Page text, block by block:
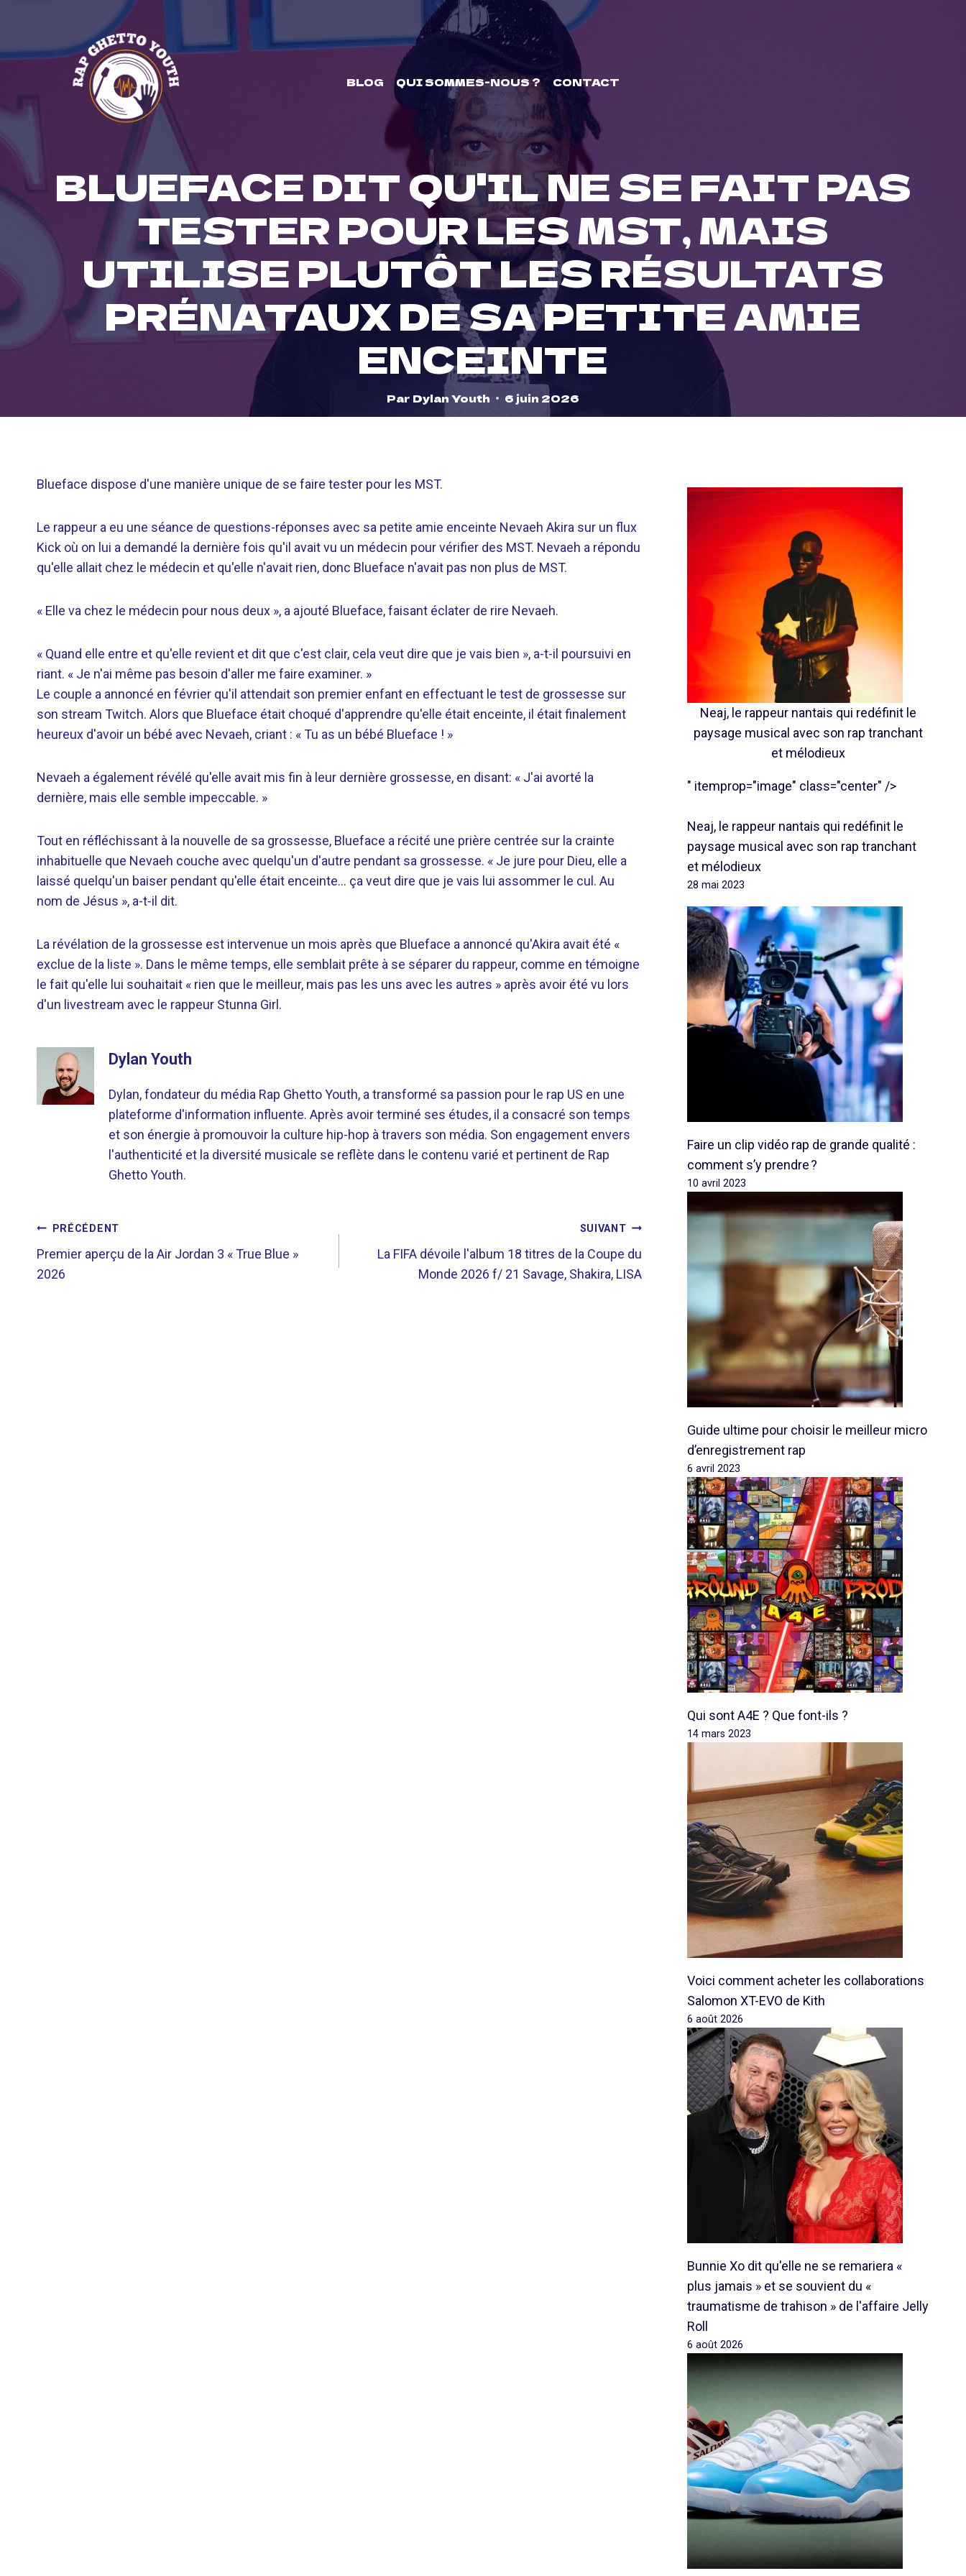
content
BLOG QUI SOMMES-NOUS ? CONTACT
BLUEFACE DIT QU'IL NE SE FAIT PAS
TESTER POUR LES MST, MAIS
UTILISE PLUTÔT LES RÉSULTATS
PRÉNATAUX DE SA PETITE AMIE
ENCEINTE
Par Dylan Youth 6 juin 2026
Blueface dispose d'une manière unique de se faire tester pour les MST.
Le rappeur a eu une séance de questions-réponses avec sa petite amie enceinte Nevaeh Akira sur un flux
Kick où on lui a demandé la dernière fois qu'il avait vu un médecin pour vérifier des MST. Nevaeh a répondu
qu'elle allait chez le médecin et qu'elle n'avait rien, donc Blueface n'avait pas non plus de MST.
« Elle va chez le médecin pour nous deux », a ajouté Blueface, faisant éclater de rire Nevaeh.
« Quand elle entre et qu'elle revient et dit que c'est clair, cela veut dire que je vais bien », a-t-il poursuivi en
riant. « Je n'ai même pas besoin d'aller me faire examiner. »
Le couple a annoncé en février qu'il attendait son premier enfant en effectuant le test de grossesse sur
son stream Twitch. Alors que Blueface était choqué d'apprendre qu'elle était enceinte, il était finalement
heureux d'avoir un bébé avec Nevaeh, criant : « Tu as un bébé Blueface ! »
Nevaeh a également révélé qu'elle avait mis fin à leur dernière grossesse, en disant: « J'ai avorté la
dernière, mais elle semble impeccable. »
Tout en réfléchissant à la nouvelle de sa grossesse, Blueface a récité une prière centrée sur la crainte
inhabituelle que Nevaeh couche avec quelqu'un d'autre pendant sa grossesse. « Je jure pour Dieu, elle a
laissé quelqu'un baiser pendant qu'elle était enceinte… ça veut dire que je vais lui assommer le cul. Au
nom de Jésus », a-t-il dit.
La révélation de la grossesse est intervenue un mois après que Blueface a annoncé qu'Akira avait été «
exclue de la liste ». Dans le même temps, elle semblait prête à se séparer du rappeur, comme en témoigne
le fait qu'elle lui souhaitait « rien que le meilleur, mais pas les uns avec les autres » après avoir été vu lors
d'un livestream avec le rappeur Stunna Girl.
Dylan Youth
Dylan, fondateur du média Rap Ghetto Youth, a transformé sa passion pour le rap US en une
plateforme d'information influente. Après avoir terminé ses études, il a consacré son temps
et son énergie à promouvoir la culture hip-hop à travers son média. Son engagement envers
l'authenticité et la diversité musicale se reflète dans le contenu varié et pertinent de Rap
Ghetto Youth.
NAVIGATION
DE
PRÉCÉDENT
Premier aperçu de la Air Jordan 3 « True Blue »
2026
SUIVANT
La FIFA dévoile l'album 18 titres de la Coupe du
Monde 2026 f/ 21 Savage, Shakira, LISA
Neaj, le rappeur nantais qui redéfinit le
paysage musical avec son rap tranchant
et mélodieux
" itemprop="image" class="center" />
Neaj, le rappeur nantais qui redéfinit le
paysage musical avec son rap tranchant
et mélodieux
28 mai 2023
Faire un clip vidéo rap de grande qualité :
comment s’y prendre ?
10 avril 2023
Guide ultime pour choisir le meilleur micro
d’enregistrement rap
6 avril 2023
Qui sont A4E ? Que font-ils ?
14 mars 2023
Voici comment acheter les collaborations
Salomon XT-EVO de Kith
6 août 2026
Bunnie Xo dit qu'elle ne se remariera «
plus jamais » et se souvient du «
traumatisme de trahison » de l'affaire Jelly
Roll
6 août 2026